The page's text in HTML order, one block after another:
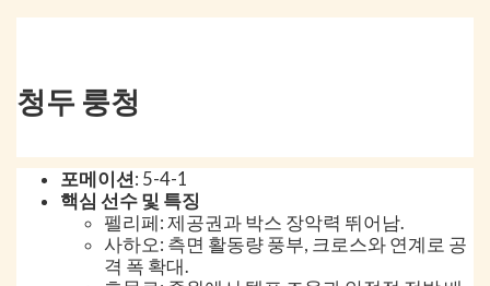
청두 룽청
포메이션: 5-4-1
핵심 선수 및 특징
펠리페: 제공권과 박스 장악력 뛰어남.
사하오: 측면 활동량 풍부, 크로스와 연계로 공
격 폭 확대.